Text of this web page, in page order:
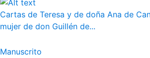
Cartas de Teresa y de doña Ana de
mujer de don Guillén de...
Manuscrito